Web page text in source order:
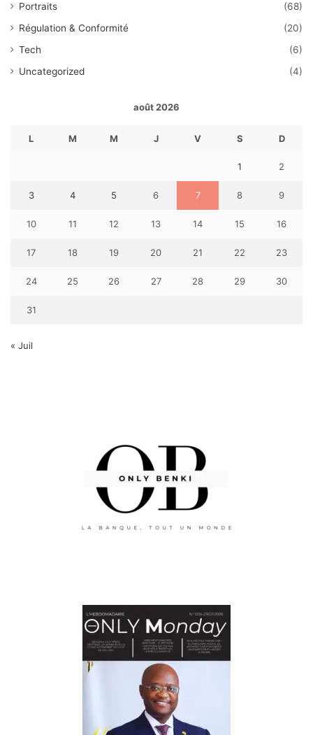
Portraits
(68)
Régulation & Conformité
(20)
Tech
(6)
Uncategorized
(4)
août 2026
L M M J V S D
1 2
3 4 5 6 7 8 9
10 11 12 13 14 15 16
17 18 19 20 21 22 23
24 25 26 27 28 29 30
31
« Juil